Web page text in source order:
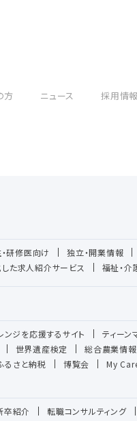
方 ニュース 採用情報
研修医向け 独立・開業情報
た求人紹介サービス 福祉・介
ジを応援するサイト ティーン
世界遺産検定 総合農業情報
るさと納税 博覧会 My
卒紹介 転職コンサルティング